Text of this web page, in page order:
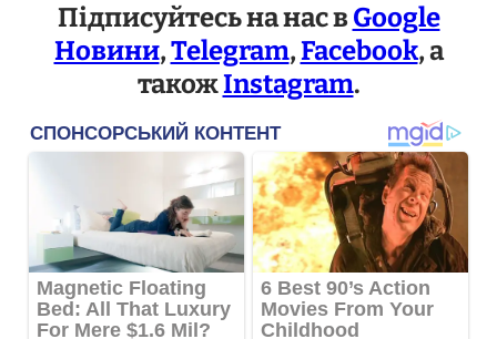
Підписуйтесь на нас вGoogle
Новини,Telegram,Facebook, а
такожInstagram.